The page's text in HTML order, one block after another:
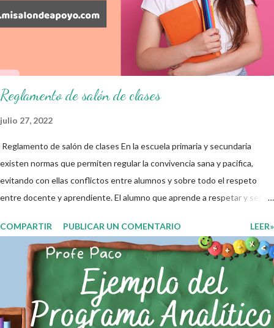
resultados del examen trimestral que apliquemos. Sin mas que decir les
damos las gracias para seguir apoyándonos en este nuevo blog
educativo y gracias por su preferencia. Recuerden que todo material
Reglamento de salón de clases
julio 27, 2022
Reglamento de salón de clases En la escuela primaria y secundaria
existen normas que permiten regular la convivencia sana y pacifica,
evitando con ellas conflictos entre alumnos y sobre todo el respeto
entre docente y aprendiente. El alumno que aprende a respetar y seguir
entiende las consecuencias de sus acciones, es por eso que el objetivo
fundamental de las normas de clases o reglamento de aula buscan
formar aprendientes que desde pequeños, entiendan, analizan y
practiquen las grandes responsabilidades que conlleva ser un buen
ciudadano. A continuación les compartimos algunos ejemplos de reglas
de salón de clases: 1. Cumplo con mis tareas y trabajos. 2. Cuidado mi
COMPARTIR PUBLICAR UN COMENTARIO LEER»